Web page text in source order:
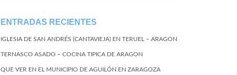
ENTRADAS RECIENTES
IGLESIA DE SAN ANDRÉS (CANTAVIEJA) EN TERUEL – ARAGON
TERNASCO ASADO – COCINA TIPICA DE ARAGON
QUE VER EN EL MUNICIPIO DE AGUILÓN EN ZARAGOZA